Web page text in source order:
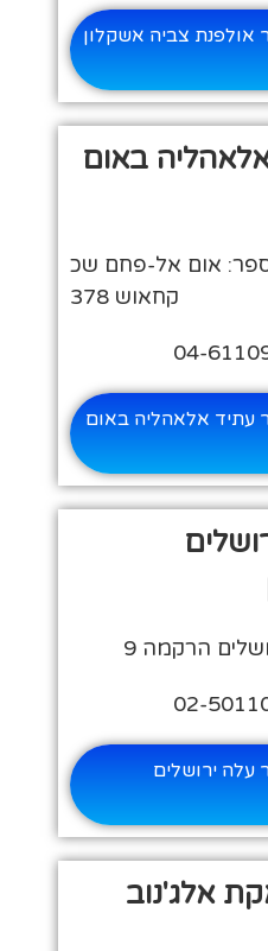
צביה אשקלון
באום
אום אל-פחם שכ
קחאוש 378
אלאהליה באום
הרקמה 9
ירושלים
אלג'נוב